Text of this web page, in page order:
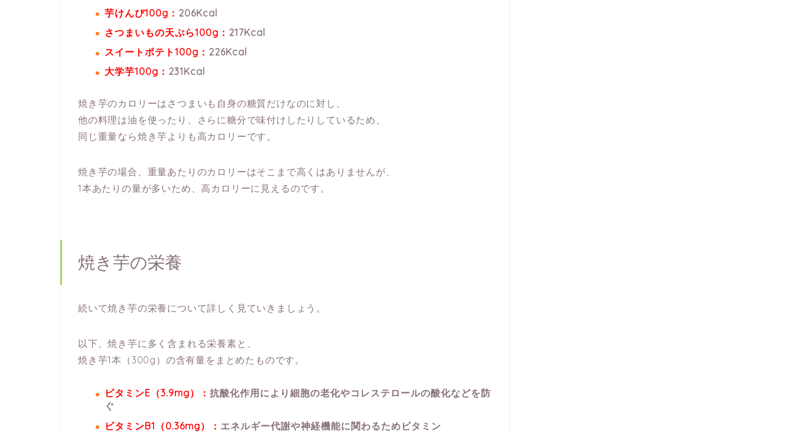
芋けんぴ100g： 206Kcal
さつまいもの天ぷら100g： 217Kcal
スイートポテト100g： 226Kcal
大学芋100g： 231Kcal
焼き芋のカロリーはさつまいも自身の糖質だけなのに対し、
他の料理は油を使ったり、さらに糖分で味付けしたりしているため、
同じ重量なら焼き芋よりも高カロリーです。
焼き芋の場合、重量あたりのカロリーはそこまで高くはありませんが、
1本あたりの量が多いため、高カロリーに見えるのです。
焼き芋の栄養
続いて焼き芋の栄養について詳しく見ていきましょう。
以下、焼き芋に多く含まれる栄養素と、
焼き芋1本（300g）の含有量をまとめたものです。
ビタミンE（3.9mg）： 抗酸化作用により細胞の老化やコレステロールの酸化などを防
ぐ
ビタミンB1（0.36mg）： エネルギー代謝や神経機能に関わるためビタミン